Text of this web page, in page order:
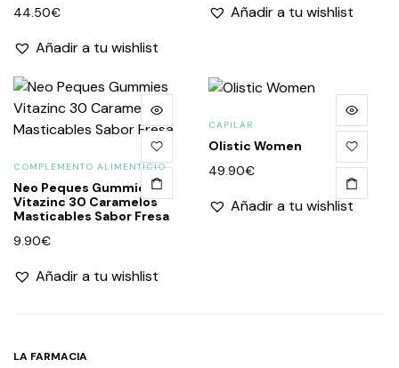
44.50€
Añadir a tu wishlist
Añadir a tu wishlist
COMPLEMENTO ALIMENTICIO
Neo Peques Gummies
Vitazinc 30 Caramelos
Masticables Sabor Fresa
9.90€
Añadir a tu wishlist
CAPILAR
Olistic Women
49.90€
Añadir a tu wishlist
LA FARMACIA